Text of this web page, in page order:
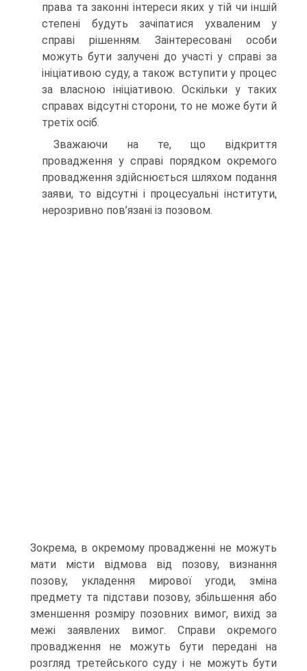
права та законні інтереси яких у тій чи іншій
степені будуть зачіпатися ухваленим у
справі рішенням. Заінтересовані особи
можуть бути залучені до участі у справі за
ініціативою суду, а також вступити у процес
за власною ініціативою. Оскільки у таких
справах відсутні сторони, то не може бути й
третіх осіб.
Зважаючи на те, що відкриття
провадження у справі порядком окремого
провадження здійснюється шляхом подання
заяви, то відсутні і процесуальні інститути,
нерозривно пов’язані із позовом.
Зокрема, в окремому провадженні не можуть
мати місти відмова від позову, визнання
позову, укладення мирової угоди, зміна
предмету та підстави позову, збільшення або
зменшення розміру позовних вимог, вихід за
межі заявлених вимог. Справи окремого
провадження не можуть бути передані на
розгляд третейського суду і не можуть бути